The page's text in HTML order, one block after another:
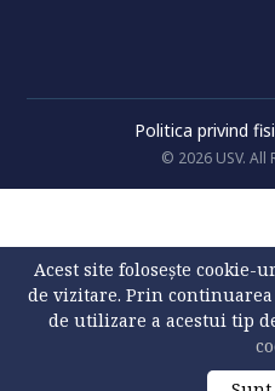
Politica privind
© 2026 USV. All
Acest site folosește
de vizitare. Prin
de utilizare a acestui tip